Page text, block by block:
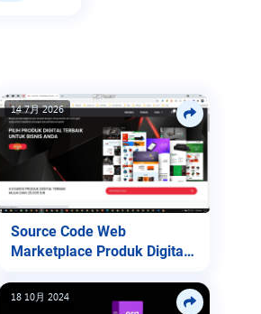
14 7月 2026
Source Code Web
Marketplace Produk Digital
18 10月 2024